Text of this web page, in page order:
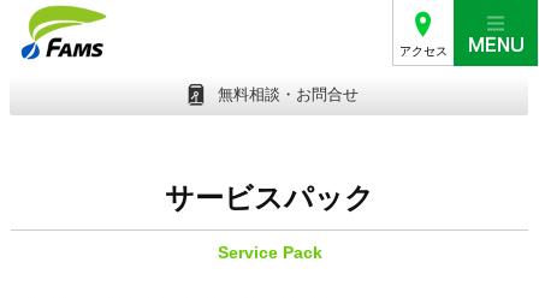
アクセス
無料相談・お問合せ
サービスパック
Service Pack